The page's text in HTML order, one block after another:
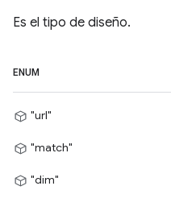
Es el tipo de diseño.
ENUM
"url"
"match"
"dim"